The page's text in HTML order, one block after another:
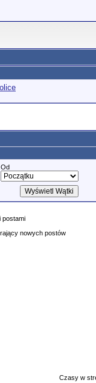
Od
postami
nowych postów
Czasy w